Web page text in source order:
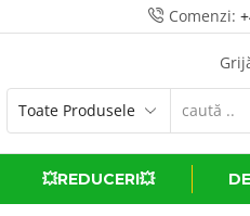
Comenzi:
💥REDUCERI💥